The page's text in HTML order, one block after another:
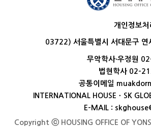
개인정보처
03722) 서울특별시 서대문구 연
무악학사·우정원
법현학사 02-
공통이메일
INTERNATIONAL HOUSEㆍSK
E-MAIL :
Copyright ⓒ HOUSING OFFICE OF